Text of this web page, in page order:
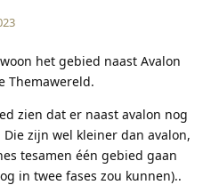
het gebied naast Avalon
Themawereld.
zien dat er naast avalon nog
zijn wel kleiner dan avalon,
tesamen één gebied gaan
in twee fases zou kunnen)..